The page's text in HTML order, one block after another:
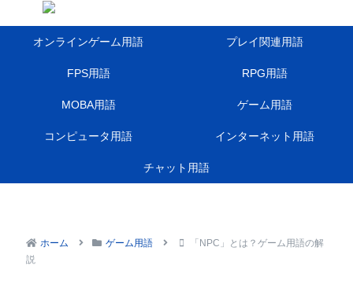
オンラインゲーム用語 プレイ関連用語
FPS用語 RPG用語
MOBA用語 ゲーム用語
コンピュータ用語 インターネット用語
チャット用語
ホーム ゲーム用語
「NPC」とは？ゲーム用語の解
説